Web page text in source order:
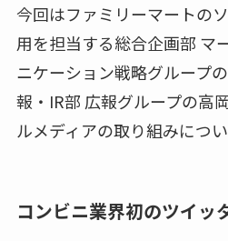
今回はファミリーマートの
用を担当する総合企画部 マ
ニケーション戦略グループ
報・IR部 広報グループの高
ルメディアの取り組みにつ
コンビニ業界初のツイッ